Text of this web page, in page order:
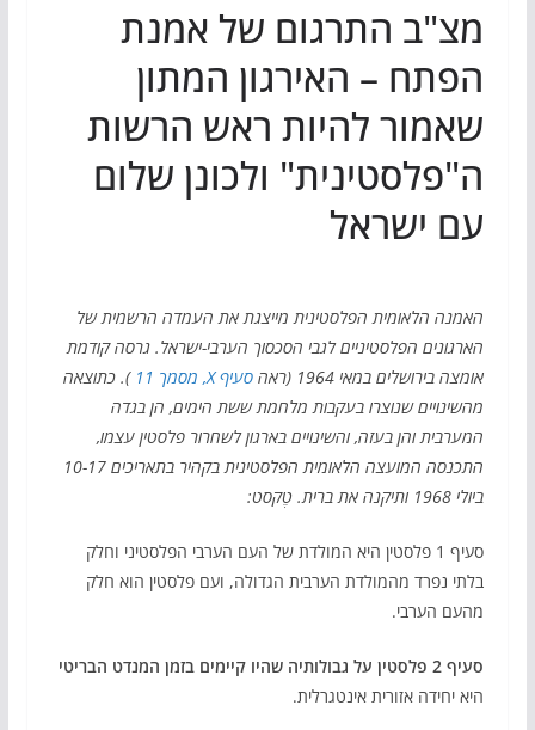
מצ"ב התרגום של אמנת
הפתח – האירגון המתון
שאמור להיות ראש הרשות
ה"פלסטינית" ולכונן שלום
עם ישראל
האמנה הלאומית הפלסטינית מייצגת את העמדה הרשמית של
הארגונים הפלסטיניים לגבי הסכסוך הערבי-ישראל. גרסה קודמת
אומצה בירושלים במאי 1964 (ראה
סעיף X, מסמך 11
). כתוצאה
מהשינויים שנוצרו בעקבות מלחמת ששת הימים, הן בגדה
המערבית והן בעזה, והשינויים בארגון לשחרור פלסטין עצמו,
התכנסה המועצה הלאומית הפלסטינית בקהיר בתאריכים 10-17
ביולי 1968 ותיקנה את ברית. טֶקסט:
סעיף 1 פלסטין היא המולדת של העם הערבי הפלסטיני וחלק
בלתי נפרד מהמולדת הערבית הגדולה, ועם פלסטין הוא חלק
מהעם הערבי.
סעיף 2
פלסטין על גבולותיה שהיו קיימים בזמן המנדט הבריטי
היא יחידה אזורית אינטגרלית.